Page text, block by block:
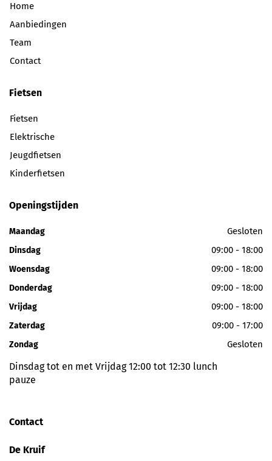
Home
Aanbiedingen
Team
Contact
Fietsen
Fietsen
Elektrische
Jeugdfietsen
Kinderfietsen
Openingstijden
Maandag Gesloten
Dinsdag 09:00 - 18:00
Woensdag 09:00 - 18:00
Donderdag 09:00 - 18:00
Vrijdag 09:00 - 18:00
Zaterdag 09:00 - 17:00
Zondag Gesloten
Dinsdag tot en met Vrijdag 12:00 tot 12:30 lunch
pauze
Contact
De Kruif